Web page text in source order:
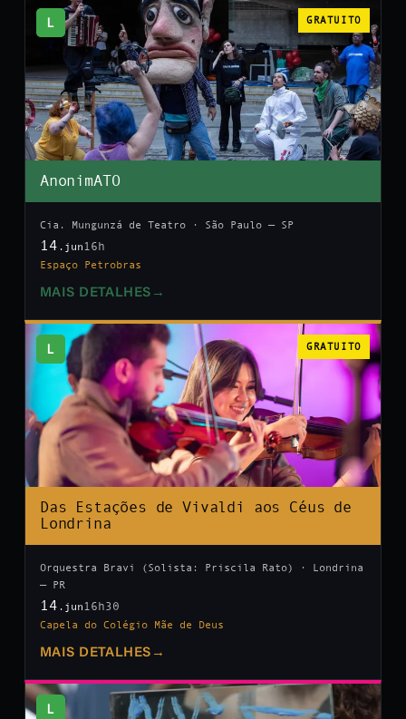
L GRATUITO
AnonimATO
Cia. Mungunzá de Teatro · São Paulo — SP
14 .jun 16h
Espaço Petrobras
MAIS DETALHES →
L GRATUITO
Das Estações de Vivaldi aos Céus de
Londrina
Orquestra Bravi (Solista: Priscila Rato) · Londrina
— PR
14 .jun 16h30
Capela do Colégio Mãe de Deus
MAIS DETALHES →
L